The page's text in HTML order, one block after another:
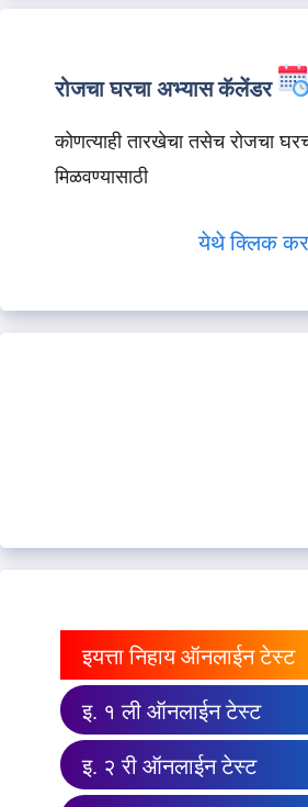
रोजचा घरचा अभ्यास कॅलेंडर
कोणत्याही तारखेचा तसेच रोजचा
मिळवण्यासाठी
येथे क्लिक
इयत्ता निहाय ऑनलाईन टेस्ट
इ. १ ली ऑनलाईन टेस्ट
इ. २ री ऑनलाईन टेस्ट